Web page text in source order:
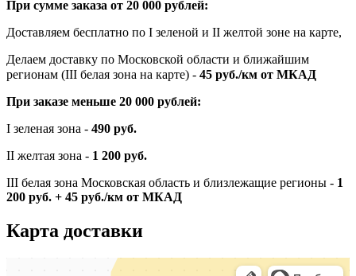
При сумме заказа от 20 000 рублей:
Доставляем бесплатно по I зеленой и II желтой зоне на карте,
Делаем доставку по Московской области и ближайшим
регионам (III белая зона на карте) - 45 руб./км от МКАД
При заказе меньше 20 000 рублей:
I зеленая зона - 490 руб.
II желтая зона - 1 200 руб.
III белая зона Московская область и близлежащие регионы - 1
200 руб. + 45 руб./км от МКАД
Карта доставки